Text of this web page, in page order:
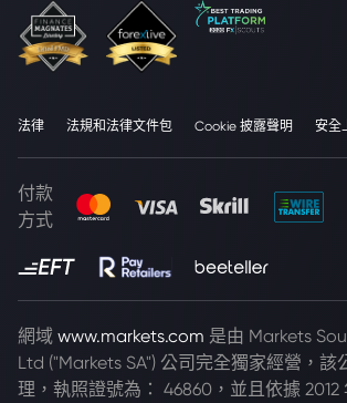
法律 法規和法律文件包 Cookie 披露聲明 安全
付款
方式
網域 www.markets.com 是由 Markets
Ltd ("Markets SA") 公司完全獨家經營，該
理，執照證號為： 46860，並且依據 2012